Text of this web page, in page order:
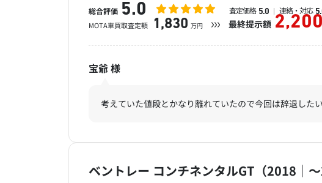
総合評価 5.0 査定価格 5.0 連絡・対応
MOTA車買取査定額 1,830 万円 最終提示額 2,200
宝爺様
考えていた値段とかなり離れていたので今回は辞退したい
ベントレー コンチネンタルGT（2018｜～